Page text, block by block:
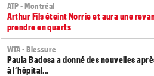
ATP - Montréal
Arthur Fils éteint Norrie et aura une
prendre en quarts
WTA - Blessure
Paula Badosa a donné des nouvelles
à l’hôpital...